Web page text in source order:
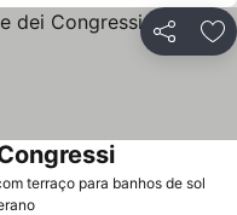
Partilhar
terraço para banhos de sol
Ver preços